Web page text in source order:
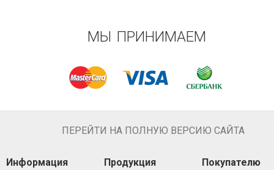
МЫ ПРИНИМАЕМ
ПЕРЕЙТИ НА ПОЛНУЮ ВЕРСИЮ САЙТА
Информация Продукция Покупателю